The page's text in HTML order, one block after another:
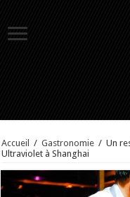
Accueil / Gastronomie / Un
Ultraviolet à Shanghai